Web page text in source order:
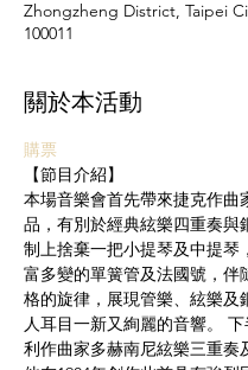
Zhongzheng District, Taipei
100011
關於本活動
購票
【節目介紹】
本場音樂會首先帶來捷克作曲
品，有別於經典絃樂四重奏與
制上捨棄一把小提琴及中提琴
富多變的單簧管及法國號，伴
格的旋律，展現管樂、絃樂及
人耳目一新又絢麗的音響。
利作曲家多赫南尼絃樂三重奏